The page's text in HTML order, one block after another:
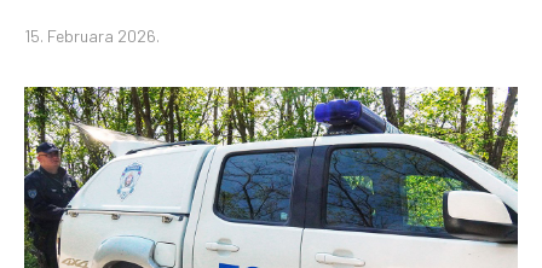
15. Februara 2026.